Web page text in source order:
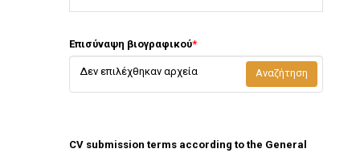
Επισύναψη βιογραφικού*
Δεν επιλέχθηκαν αρχεία Αναζήτηση
CV submission terms according to the General